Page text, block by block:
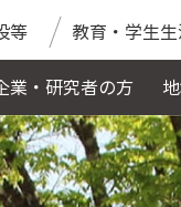
等 教育・学生
業・研究者の方